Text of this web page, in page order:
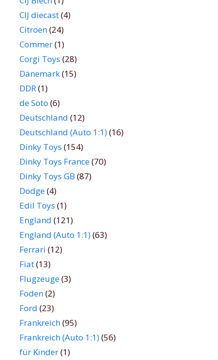
CIJ diecast(4)
Citroen(24)
Commer(1)
Corgi Toys (28)
Dänemark(15)
DDR(1)
de Soto (6)
Deutschland (12)
Deutschland (Auto 1:1)(16)
Dinky Toys (154)
Dinky Toys France(70)
Dinky Toys GB (87)
Dodge(4)
Edil Toys (1)
England (121)
England (Auto 1:1)(63)
Ferrari (12)
Fiat(13)
Flugzeuge(3)
Foden(2)
Ford (23)
Frankreich(95)
Frankreich (Auto 1:1)(56)
für Kinder(1)